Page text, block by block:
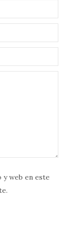
web en este